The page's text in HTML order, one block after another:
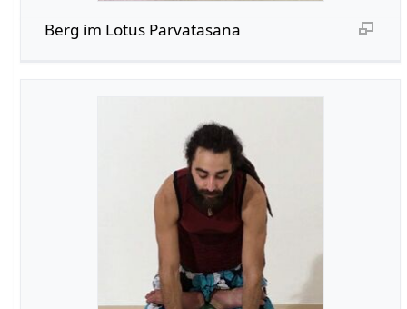
Berg im Lotus Parvatasana